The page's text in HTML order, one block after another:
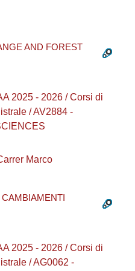
AND FOREST
2025 - 2026 / Corsi di
/ AV2884 -
Marco
2025 - 2026 / Corsi di
/ AG0062 -